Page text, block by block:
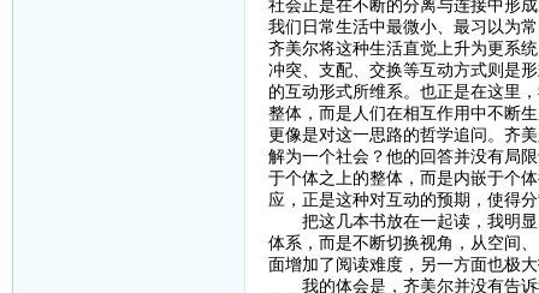
社会正是在不断的分离与连接中形
我们日常生活中最微小、最习以为
齐美尔将这种生活直觉上升为更系
冲突、支配、交换等互动方式则是
的互动形式所维系。也正是在这里
整体，而是人们在相互作用中不断
更像是对这一思路的哲学追问。齐
解为一个社会？他的回答并没有局
于个体之上的整体，而是内嵌于个
应，正是这种对互动的预期，使得
把这几本书放在一起读，我明显
体系，而是不断切换视角，从空间
面增加了阅读难度，另一方面也极
我的体会是，齐美尔并没有告诉